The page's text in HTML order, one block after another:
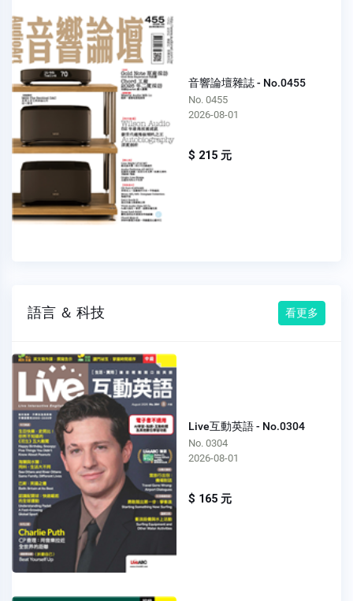
音響論壇雜誌 - No.0455
No. 0455
2026-08-01
$ 215 元
語言 ＆ 科技 看更多
Live互動英語 - No.0304
No. 0304
2026-08-01
$ 165 元